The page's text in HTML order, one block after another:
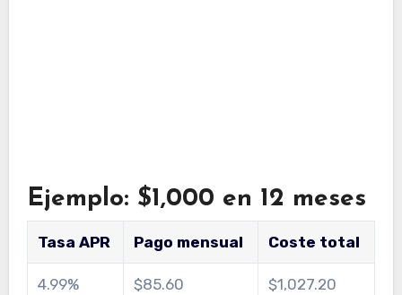
Ejemplo: $1,000 en 12 meses
Tasa APR Pago mensual Coste total
4.99% $85.60 $1,027.20